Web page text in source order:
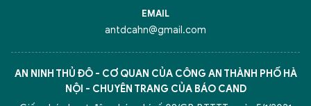
EMAIL
antdcahn@gmail.com
AN NINH THỦ ĐÔ - CƠ QUAN CỦA CÔNG AN THÀNH PHỐ HÀ
NỘI - CHUYÊN TRANG CỦA BÁO CAND